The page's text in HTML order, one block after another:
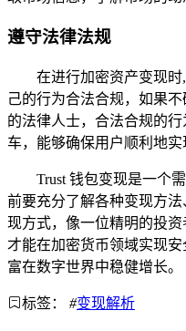
遵守法律法规
在进行加密资产变现
己的行为合法合规，如果
的法律人士，合法合规的
车，能够确保用户顺利地实
Trust 钱包变现是一个
前要充分了解各种变现方
现方式，像一位精明的投资
才能在加密货币领域实现
富在数字世界中稳健增长。
标签： #变现解析